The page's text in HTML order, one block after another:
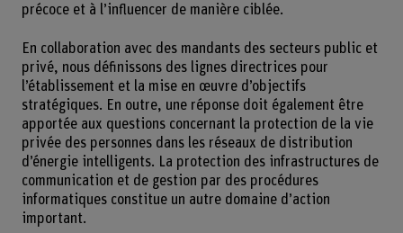
précoce et à l’influencer de manière ciblée.
En collaboration avec des mandants des secteurs public et
privé, nous définissons des lignes directrices pour
l’établissement et la mise en œuvre d’objectifs
stratégiques. En outre, une réponse doit également être
apportée aux questions concernant la protection de la vie
privée des personnes dans les réseaux de distribution
d’énergie intelligents. La protection des infrastructures de
communication et de gestion par des procédures
informatiques constitue un autre domaine d’action
important.